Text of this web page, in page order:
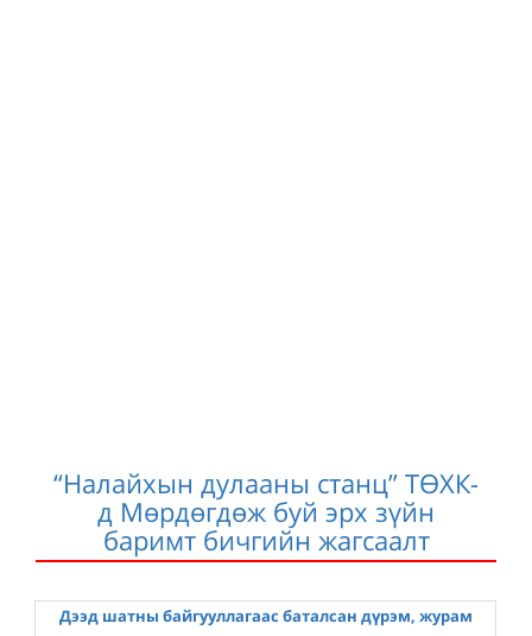
“Налайхын дулааны станц” ТӨХК-
д Мөрдөгдөж буй эрх зүйн
баримт бичгийн жагсаалт
Дээд шатны байгууллагаас баталсан дүрэм, журам